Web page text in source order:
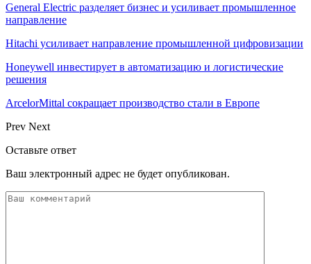
General Electric разделяет бизнес и усиливает промышленное
направление
Hitachi усиливает направление промышленной цифровизации
Honeywell инвестирует в автоматизацию и логистические
решения
ArcelorMittal сокращает производство стали в Европе
Prev Next
Оставьте ответ
Ваш электронный адрес не будет опубликован.